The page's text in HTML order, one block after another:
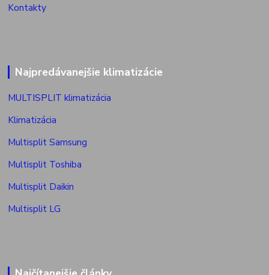
Kontakty
Najpredávanejšie klimatizácie
MULTISPLIT klimatizácia
Klimatizácia
Multisplit Samsung
Multisplit Toshiba
Multisplit Daikin
Multisplit LG